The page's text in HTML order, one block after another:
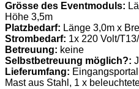
Grösse des Eventmoduls:
Höhe 3,5m
Platzbedarf: Länge 3,0m x
Strombedarf: 1x 220 Volt/
Betreuung: keine
Selbstbetreuung möglich?:
Lieferumfang:
Mast aus Stahl, 1 x